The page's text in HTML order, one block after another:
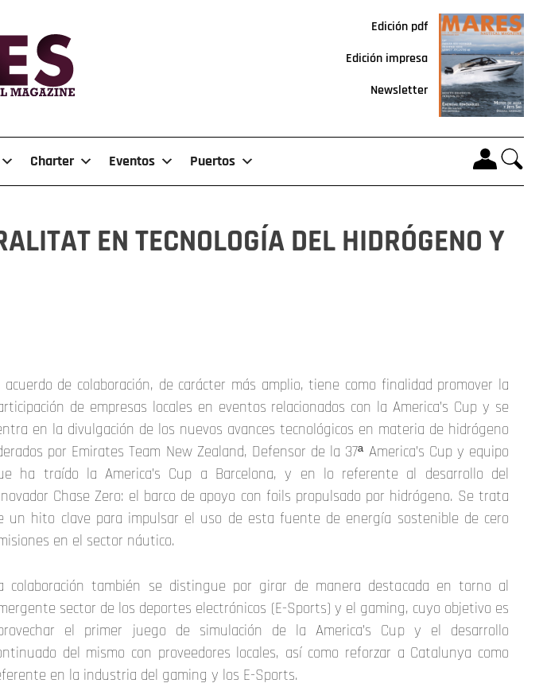
Edición pdf
Edición impresa
Newsletter
Charter Eventos Puertos
EN TECNOLOGÍA DEL HIDRÓGENO Y
acuerdo de colaboración, de carácter más amplio, tiene como finalidad promover la
de empresas locales en eventos relacionados con la America’s Cup y se
en la divulgación de los nuevos avances tecnológicos en materia de hidrógeno
por Emirates Team New Zealand, Defensor de la 37ª America’s Cup y equipo
ha traído la America’s Cup a Barcelona, y en lo referente al desarrollo del
Chase Zero: el barco de apoyo con foils propulsado por hidrógeno. Se trata
un hito clave para impulsar el uso de esta fuente de energía sostenible de cero
en el sector náutico.
colaboración también se distingue por girar de manera destacada en torno al
sector de los deportes electrónicos (E-Sports) y el gaming, cuyo objetivo es
el primer juego de simulación de la America’s Cup y el desarrollo
del mismo con proveedores locales, así como reforzar a Catalunya como
en la industria del gaming y los E-Sports.